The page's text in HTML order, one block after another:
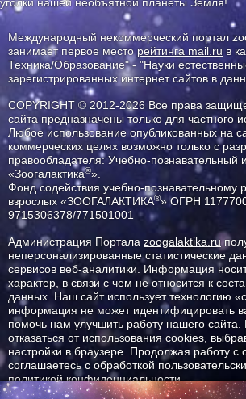
уголки нашей необъятной планеты Земля!
Международный некоммерческий портал
занимает первое месторейтинга mail.ru в
Техника/Образование" - "Науки
зарегистрированных интернет сайтов в
COPYRIGHT © 2012-2026 Все права
сайта предназначены только для частного
Любое использование опубликованных на
коммерческих целях возможно только с
правообладателя: Учебно-познавательный
«Зоогалактика®».
Фонд содействия учебно-познавательному
взрослых «ЗООГАЛАКТИКА®» ОГРН
9715306378/771501001
Администрация Портала zoogalaktika.ru
неперсонализированные статистические
сервисов веб-аналитики. Информация
характер, в связи с чем не относится к
данных. Наш сайт использует технологию
информация не может идентифицировать
помочь нам улучшить работу нашего
отказаться от использования cookies,
настройки в браузере. Продолжая работу с
соглашаетесь с обработкой
политикой конфиденциальности.